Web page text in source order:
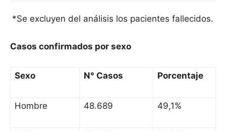
*Se excluyen del análisis los pacientes fallecidos.
Casos confirmados por sexo
Sexo N° Casos Porcentaje
Hombre 48.689 49,1%